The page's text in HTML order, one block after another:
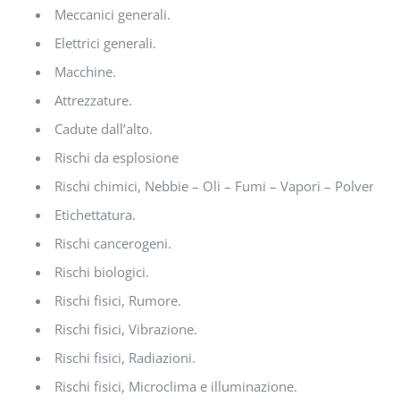
Meccanici generali.
Elettrici generali.
Macchine.
Attrezzature.
Cadute dall’alto.
Rischi da esplosione
Rischi chimici, Nebbie – Oli – Fumi – Vapori – Polveri.
Etichettatura.
Rischi cancerogeni.
Rischi biologici.
Rischi fisici, Rumore.
Rischi fisici, Vibrazione.
Rischi fisici, Radiazioni.
Rischi fisici, Microclima e illuminazione.